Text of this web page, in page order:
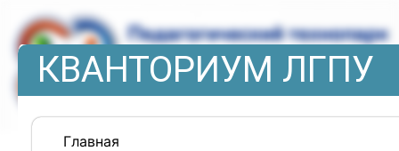
КВАНТОРИУМ ЛГПУ
Главная